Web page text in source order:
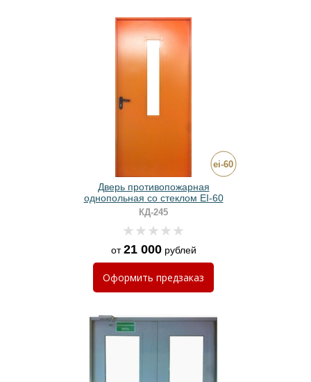
Дверь противопожарная
однопольная со стеклом EI-60
КД-245
от21 000рублей
Оформить предзаказ